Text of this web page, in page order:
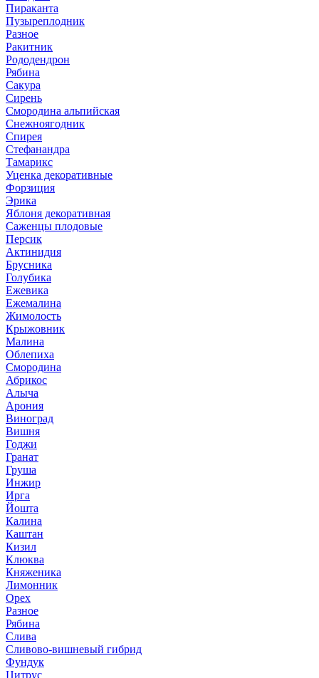
Пираканта
Пузыреплодник
Разное
Ракитник
Рододендрон
Рябина
Сакура
Сирень
Смородина альпийская
Снежноягодник
Спирея
Стефанандра
Тамарикс
Уценка декоративные
Форзиция
Эрика
Яблоня декоративная
Саженцы плодовые
Персик
Актинидия
Брусника
Голубика
Ежевика
Ежемалина
Жимолость
Крыжовник
Малина
Облепиха
Смородина
Абрикос
Алыча
Арония
Виноград
Вишня
Годжи
Гранат
Груша
Инжир
Ирга
Йошта
Калина
Каштан
Кизил
Клюква
Княженика
Лимонник
Орех
Разное
Рябина
Слива
Сливово-вишневый гибрид
Фундук
Цитрус